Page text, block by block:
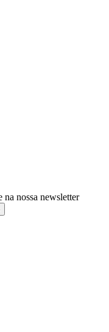
na nossa newsletter